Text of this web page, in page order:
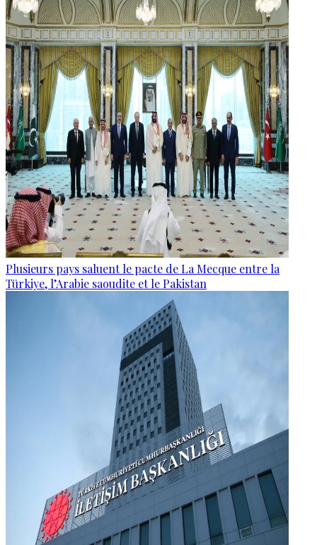
Plusieurs pays saluent le pacte de La Mecque entre la
Türkiye, l’Arabie saoudite et le Pakistan